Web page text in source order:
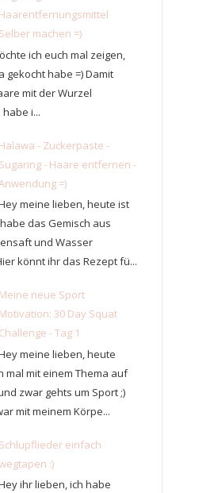
Haarentfernungsmittel
Selber machen =)
ich euch mal zeigen,
gekocht habe =) Damit
mit der Wurzel
i...
Halawa - Zuckerpaste -
Sugaring - Haare entfernen -
=)
meine lieben, heute ist
das Gemisch aus
und Wasser
könnt ihr das Rezept fü...
Meine neue Sport
Motivation: 30 Day Squat
Challenge - Tag 1
meine lieben, heute
mal mit einem Thema auf
zwar gehts um Sport ;)
mit meinem Körpe...
Schlupflieder einfach
:)
ihr lieben, ich habe